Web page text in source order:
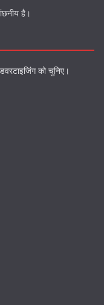
है।
को चुनिए।